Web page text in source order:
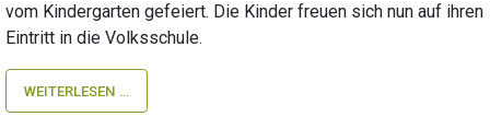
vom Kindergarten gefeiert. Die Kinder freuen sich nun auf ihren
Eintritt in die Volksschule.
WEITERLESEN …